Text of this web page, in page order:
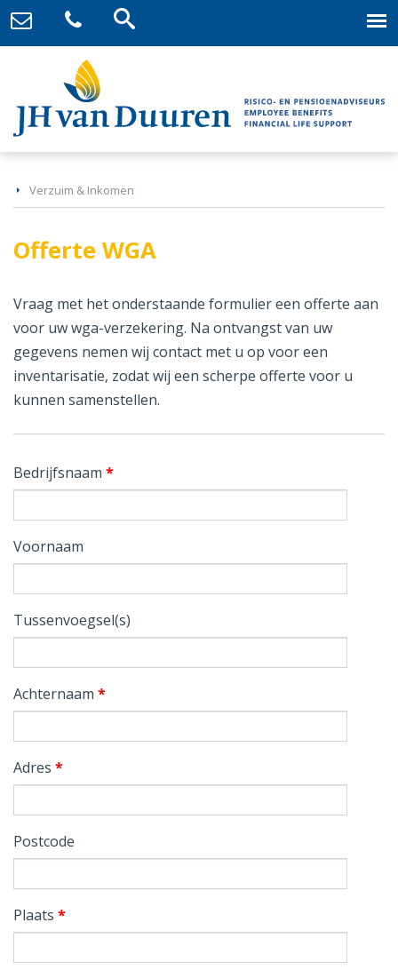
Verzuim & Inkomen
Offerte WGA
Vraag met het onderstaande formulier een offerte aan
voor uw wga-verzekering. Na ontvangst van uw
gegevens nemen wij contact met u op voor een
inventarisatie, zodat wij een scherpe offerte voor u
kunnen samenstellen.
Bedrijfsnaam *
Voornaam
Tussenvoegsel(s)
Achternaam *
Adres *
Postcode
Plaats *